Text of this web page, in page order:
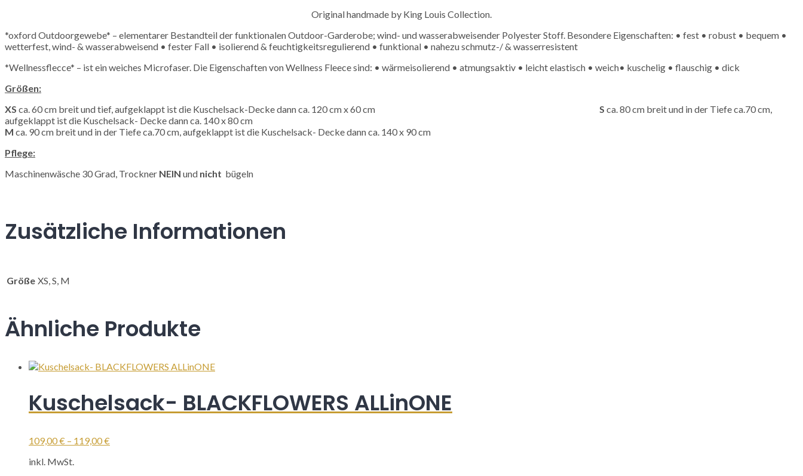
Original handmade by King Louis Collection.
*oxford Outdoorgewebe* – elementarer Bestandteil der funktionalen Outdoor-Garderobe; wind- und wasserabweisender Polyester Stoff. Besondere Eigenschaften: • fest • robust • bequem •
wetterfest, wind- & wasserabweisend • fester Fall • isolierend & feuchtigkeitsregulierend • funktional • nahezu schmutz-/ & wasserresistent
*Wellnessflecce* – ist ein weiches Microfaser. Die Eigenschaften von Wellness Fleece sind: • wärmeisolierend • atmungsaktiv • leicht elastisch • weich• kuschelig • flauschig • dick
Größen:
XS ca. 60 cm breit und tief, aufgeklappt ist die Kuschelsack-Decke dann ca. 120 cm x 60 cm S ca. 80 cm breit und in der Tiefe ca.70 cm,
aufgeklappt ist die Kuschelsack- Decke dann ca. 140 x 80 cm
M ca. 90 cm breit und in der Tiefe ca.70 cm, aufgeklappt ist die Kuschelsack- Decke dann ca. 140 x 90 cm
Pflege:
Maschinenwäsche 30 Grad, Trockner NEIN und nicht bügeln
Zusätzliche Informationen
Größe XS, S, M
Ähnliche Produkte
Kuschelsack- BLACKFLOWERS ALLinONE
109,00€ – 119,00€
inkl. MwSt.